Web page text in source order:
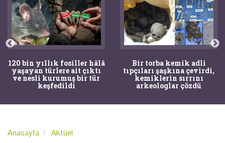
120 bin yıllık fosiller hâlâ
yaşayan türlere ait çıktı
ve nesli kurumuş bir tür
keşfedildi
Bir torba kemik adli
tıpçıları şaşkına çevirdi,
kemiklerin sırrını
arkeologlar çözdü
Anasayfa Aktüel